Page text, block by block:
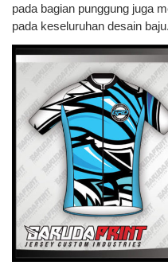
pada bagian punggung juga
pada keseluruhan desain baju.